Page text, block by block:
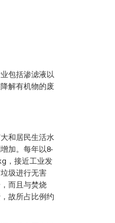
包括渗滤液以
解有机物的废
和居民生活水
加。每年以8-
，接近工业发
圾进行无害
而且与焚烧
故所占比例约